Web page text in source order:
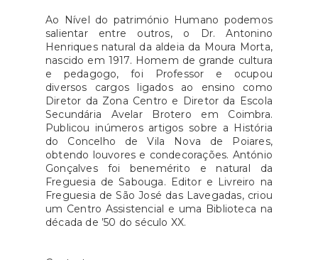
Ao Nível do património Humano podemos
salientar entre outros, o Dr. Antonino
Henriques natural da aldeia da Moura Morta,
nascido em 1917. Homem de grande cultura
e pedagogo, foi Professor e ocupou
diversos cargos ligados ao ensino como
Diretor da Zona Centro e Diretor da Escola
Secundária Avelar Brotero em Coimbra.
Publicou inúmeros artigos sobre a História
do Concelho de Vila Nova de Poiares,
obtendo louvores e condecorações. António
Gonçalves foi benemérito e natural da
Freguesia de Sabouga. Editor e Livreiro na
Freguesia de São José das Lavegadas, criou
um Centro Assistencial e uma Biblioteca na
década de ’50 do século XX.